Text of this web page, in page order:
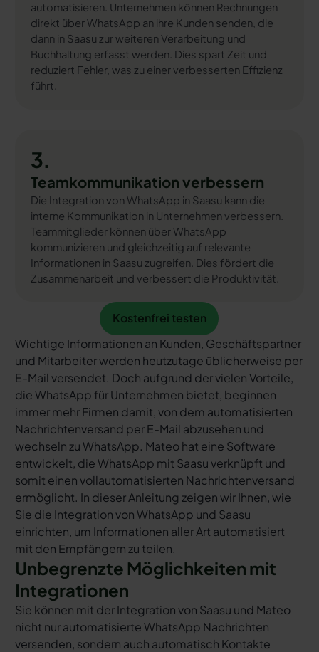
automatisieren. Unternehmen können Rechnungen
direkt über WhatsApp an ihre Kunden senden, die
dann in Saasu zur weiteren Verarbeitung und
Buchhaltung erfasst werden. Dies spart Zeit und
reduziert Fehler, was zu einer verbesserten Effizienz
führt.
3.
Teamkommunikation verbessern
Die Integration von WhatsApp in Saasu kann die
interne Kommunikation in Unternehmen verbessern.
Teammitglieder können über WhatsApp
kommunizieren und gleichzeitig auf relevante
Informationen in Saasu zugreifen. Dies fördert die
Zusammenarbeit und verbessert die Produktivität.
Kostenfrei testen
Kostenfrei testen
Wichtige Informationen an Kunden, Geschäftspartner
und Mitarbeiter werden heutzutage üblicherweise per
E-Mail versendet. Doch aufgrund der vielen Vorteile,
die WhatsApp für Unternehmen bietet, beginnen
immer mehr Firmen damit, von dem automatisierten
Nachrichtenversand per E-Mail abzusehen und
wechseln zu WhatsApp. Mateo hat eine Software
entwickelt, die WhatsApp mit Saasu verknüpft und
somit einen vollautomatisierten Nachrichtenversand
ermöglicht. In dieser Anleitung zeigen wir Ihnen, wie
Sie die Integration von WhatsApp und Saasu
einrichten, um Informationen aller Art automatisiert
mit den Empfängern zu teilen.
Unbegrenzte Möglichkeiten mit
Integrationen
Sie können mit der Integration von Saasu und Mateo
nicht nur automatisierte WhatsApp Nachrichten
versenden, sondern auch automatisch Kontakte